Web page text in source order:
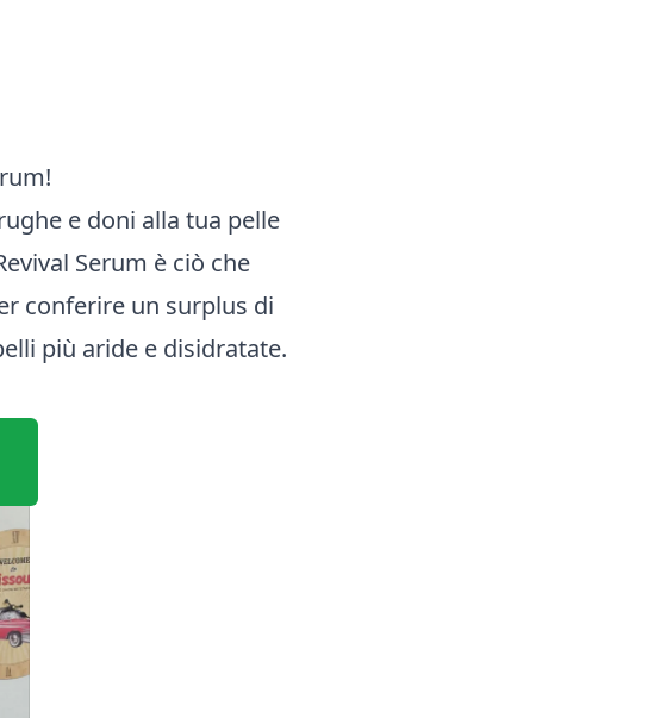
e doni alla tua pelle
Serum è ciò che
conferire un surplus di
più aride e disidratate.